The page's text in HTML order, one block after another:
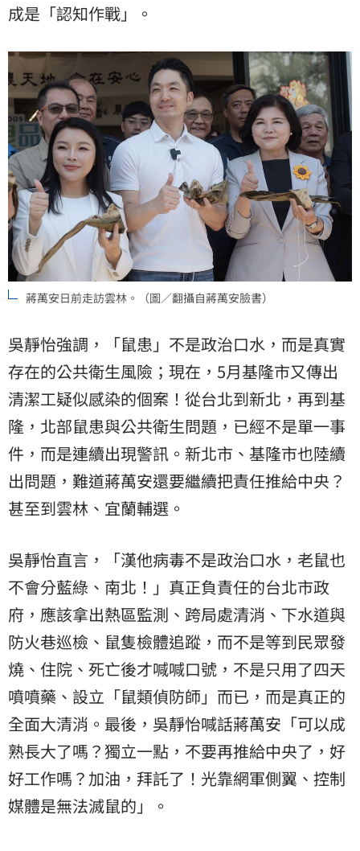
成是「認知作戰」。
蔣萬安日前走訪雲林。（圖／翻攝自蔣萬安臉書）
吳靜怡強調，「鼠患」不是政治口水，而是真實
存在的公共衛生風險；現在，5月基隆市又傳出
清潔工疑似感染的個案！從台北到新北，再到基
隆，北部鼠患與公共衛生問題，已經不是單一事
件，而是連續出現警訊。新北市、基隆市也陸續
出問題，難道蔣萬安還要繼續把責任推給中央？
甚至到雲林、宜蘭輔選。
吳靜怡直言，「漢他病毒不是政治口水，老鼠也
不會分藍綠、南北！」真正負責任的台北市政
府，應該拿出熱區監測、跨局處清消、下水道與
防火巷巡檢、鼠隻檢體追蹤，而不是等到民眾發
燒、住院、死亡後才喊喊口號，不是只用了四天
噴噴藥、設立「鼠類偵防師」而已，而是真正的
全面大清消。最後，吳靜怡喊話蔣萬安「可以成
熟長大了嗎？獨立一點，不要再推給中央了，好
好工作嗎？加油，拜託了！光靠網軍側翼、控制
媒體是無法滅鼠的」。